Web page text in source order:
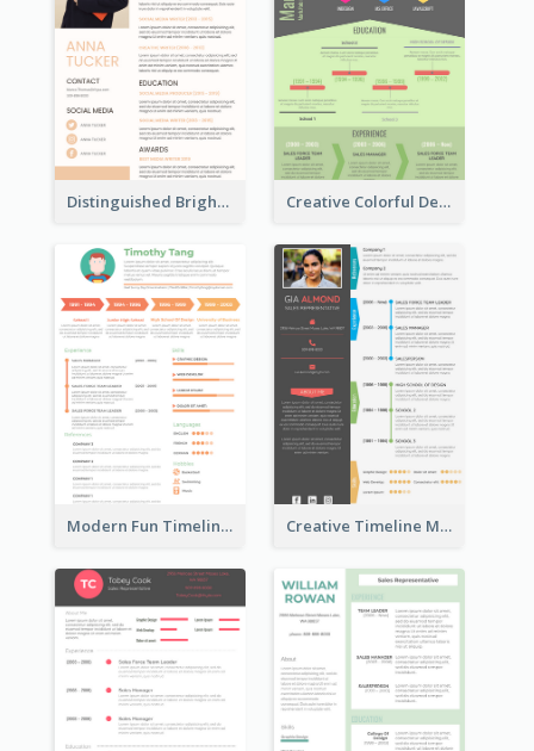
Distinguished Bright College Student Resume Creative Colorful Designer Resume
Modern Fun Timeline Orange Resume Creative Timeline Marketing Consultant Resume